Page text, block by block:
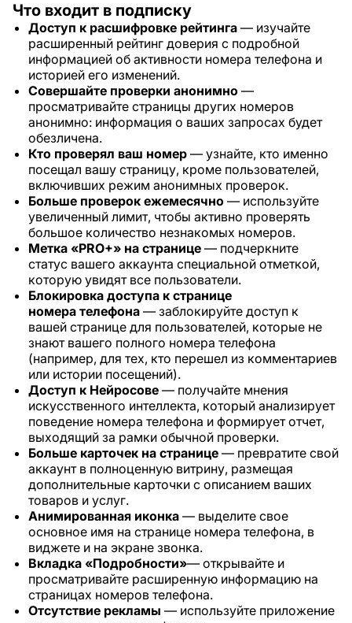
Что входит в подписку
Доступ к расшифровке рейтинга — изучайте
расширенный рейтинг доверия с подробной
информацией об активности номера телефона и
историей его изменений.
Совершайте проверки анонимно —
просматривайте страницы других номеров
анонимно: информация о ваших запросах будет
обезличена.
Кто проверял ваш номер — узнайте, кто именно
посещал вашу страницу, кроме пользователей,
включивших режим анонимных проверок.
Больше проверок ежемесячно — используйте
увеличенный лимит, чтобы активно проверять
большое количество незнакомых номеров.
Метка «PRO+» на странице — подчеркните
статус вашего аккаунта специальной отметкой,
которую увидят все пользователи.
Блокировка доступа к странице
номера телефона — заблокируйте доступ к
вашей странице для пользователей, которые не
знают вашего полного номера телефона
(например, для тех, кто перешел из комментариев
или истории посещений).
Доступ к Нейросове — получайте мнения
искусственного интеллекта, который анализирует
поведение номера телефона и формирует отчет,
выходящий за рамки обычной проверки.
Больше карточек на странице — превратите свой
аккаунт в полноценную витрину, размещая
дополнительные карточки с описанием ваших
товаров и услуг.
Анимированная иконка — выделите свое
основное имя на странице номера телефона, в
виджете и на экране звонка.
Вкладка «Подробности»— открывайте и
просматривайте расширенную информацию на
страницах номеров телефона.
Отсутствие рекламы — используйте приложение